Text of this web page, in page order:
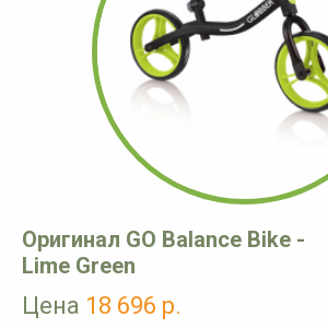
Оригинал GO Balance Bike -
Lime Green
Цена 18 696 р.